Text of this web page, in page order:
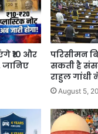
₹10 और
जानिए
परिसीमन
सकती है
राहुल गांधी
August 5,